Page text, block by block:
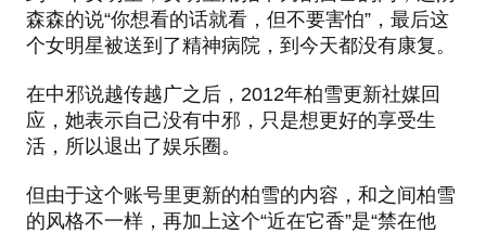
森森的说“你想看的话就看，但不要害怕”，最后这
个女明星被送到了精神病院，到今天都没有康复。
在中邪说越传越广之后，2012年柏雪更新社媒回
应，她表示自己没有中邪，只是想更好的享受生
活，所以退出了娱乐圈。
但由于这个账号里更新的柏雪的内容，和之间柏雪
的风格不一样，再加上这个“近在它香”是“禁在他